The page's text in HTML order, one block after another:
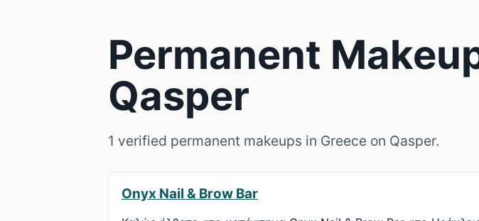
Permanent
Qasper
1 verified permanent makeups in Greece on Qasper.
Onyx Nail & Brow Bar